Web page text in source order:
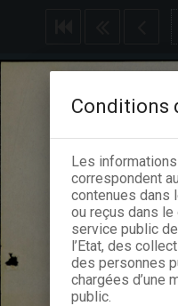
Conditions
Les
correspondent
contenues dans
ou reçus dans
service public
l’Etat, des
des personnes
chargées d’une
public.